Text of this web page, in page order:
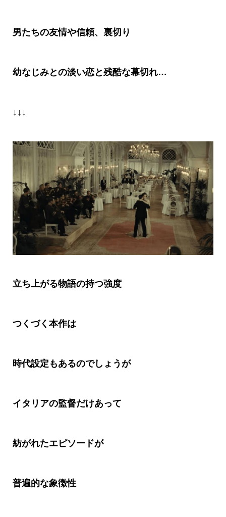
男たちの友情や信頼、裏切り
幼なじみとの淡い恋と残酷な幕切れ…
↓↓↓
立ち上がる物語の持つ強度
つくづく本作は
時代設定もあるのでしょうが
イタリアの監督だけあって
紡がれたエピソードが
普遍的な象徴性